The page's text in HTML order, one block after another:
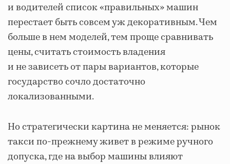
и водителей список «правильных» машин
перестает быть совсем уж декоративным. Чем
больше в нем моделей, тем проще сравнивать
цены, считать стоимость владения
и не зависеть от пары вариантов, которые
государство сочло достаточно
локализованными.
Но стратегически картина не меняется: рынок
такси по-прежнему живет в режиме ручного
допуска, где на выбор машины влияют